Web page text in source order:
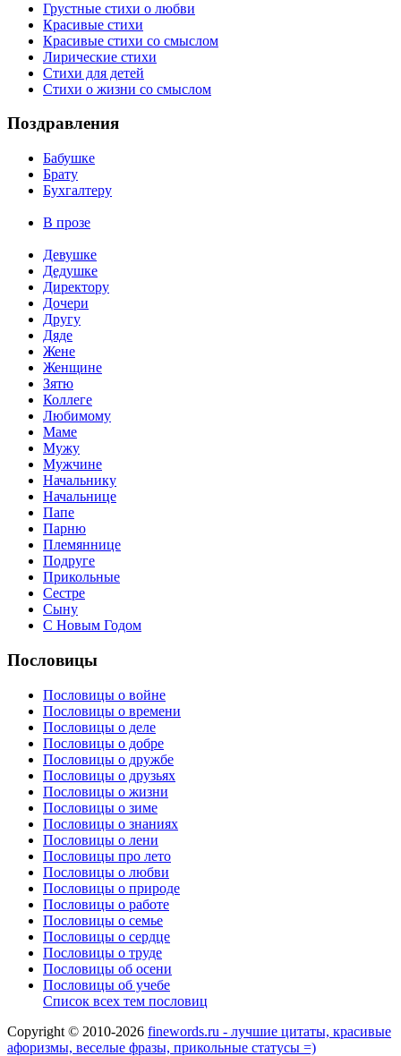
Грустные стихи о любви
Красивые стихи
Красивые стихи со смыслом
Лирические стихи
Стихи для детей
Стихи о жизни со смыслом
Поздравления
Бабушке
Брату
Бухгалтеру
В прозе
Девушке
Дедушке
Директору
Дочери
Другу
Дяде
Жене
Женщине
Зятю
Коллеге
Любимому
Маме
Мужу
Мужчине
Начальнику
Начальнице
Папе
Парню
Племяннице
Подруге
Прикольные
Сестре
Сыну
С Новым Годом
Пословицы
Пословицы о войне
Пословицы о времени
Пословицы о деле
Пословицы о добре
Пословицы о дружбе
Пословицы о друзьях
Пословицы о жизни
Пословицы о зиме
Пословицы о знаниях
Пословицы о лени
Пословицы про лето
Пословицы о любви
Пословицы о природе
Пословицы о работе
Пословицы о семье
Пословицы о сердце
Пословицы о труде
Пословицы об осени
Пословицы об учебе
Список всех тем пословиц
Copyright © 2010-2026 finewords.ru - лучшие цитаты, красивые
афоризмы, веселые фразы, прикольные статусы =)